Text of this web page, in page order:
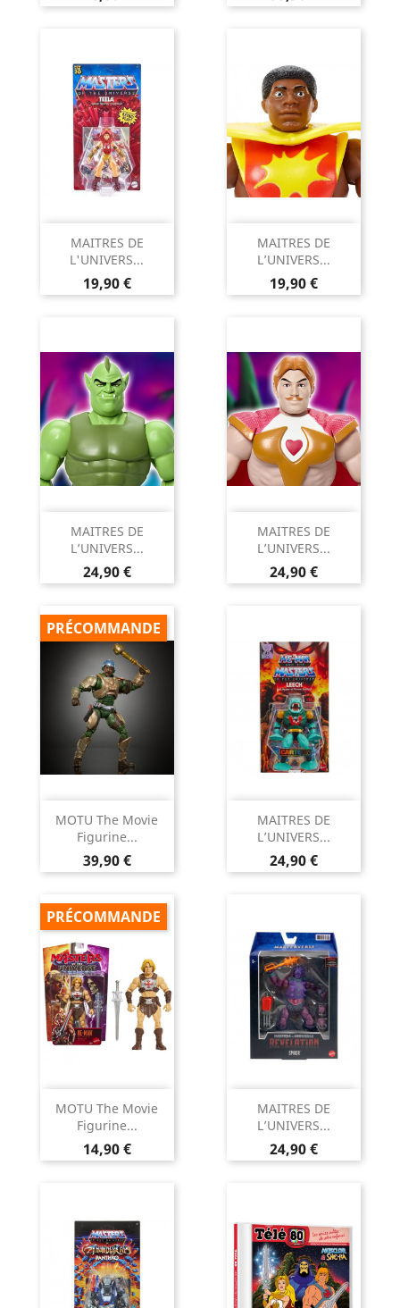
MAITRES DE
L'UNIVERS...
Prix
19,90 €
MAITRES DE
L’UNIVERS...
Prix
19,90 €
MAITRES DE
L’UNIVERS...
Prix
24,90 €
MAITRES DE
L’UNIVERS...
Prix
24,90 €
MOTU The Movie
Figurine...
Prix
39,90 €
PRÉCOMMANDE
MAITRES DE
L’UNIVERS...
Prix
24,90 €
MOTU The Movie
Figurine...
Prix
14,90 €
PRÉCOMMANDE
MAITRES DE
L’UNIVERS...
Prix
24,90 €